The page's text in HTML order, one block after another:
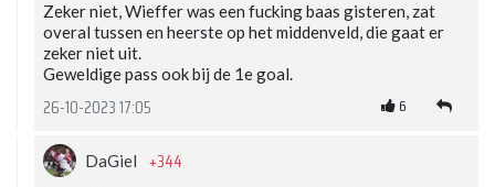
Zeker niet, Wieffer was een fucking baas gisteren, zat
overal tussen en heerste op het middenveld, die gaat er
zeker niet uit.
Geweldige pass ook bij de 1e goal.
26-10-2023 17:05 6
DaGiel +344